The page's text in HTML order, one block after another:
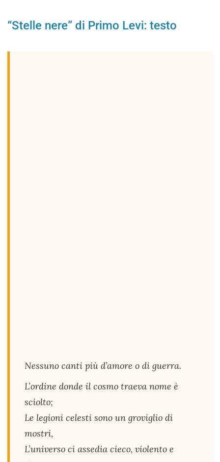
“Stelle nere” di Primo Levi: testo
Nessuno canti più d’amore o di guerra.
L’ordine donde il cosmo traeva nome è
sciolto;
Le legioni celesti sono un groviglio di
mostri,
L’universo ci assedia cieco, violento e